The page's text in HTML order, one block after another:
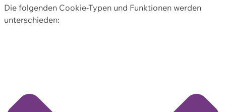
Die folgenden Cookie-Typen und Funktionen werden
unterschieden: